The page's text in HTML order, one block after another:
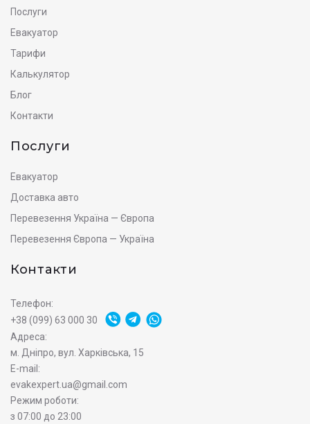
Послуги
Евакуатор
Тарифи
Калькулятор
Блог
Контакти
Послуги
Евакуатор
Доставка авто
Перевезення Україна — Європа
Перевезення Європа — Україна
Контакти
Телефон:
+38 (099) 63 000 30
Адреса:
м. Дніпро, вул. Харківська, 15
E-mail:
evakexpert.ua@gmail.com
Режим роботи:
з 07:00 до 23:00